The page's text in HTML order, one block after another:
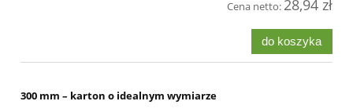
Cena netto: 28,94 zł
do koszyka
300 mm – karton o idealnym wymiarze